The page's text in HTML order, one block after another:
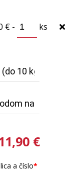
€ - ks
€
a číslo